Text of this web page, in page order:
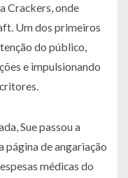
Crackers, onde
Um dos primeiros
do público,
e impulsionando
Sue passou a
página de angariação
médicas do